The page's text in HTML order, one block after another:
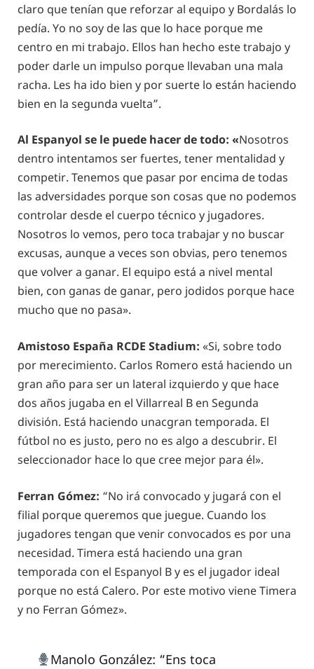
claro que tenían que reforzar al equipo y Bordalás lo
pedía. Yo no soy de las que lo hace porque me
centro en mi trabajo. Ellos han hecho este trabajo y
poder darle un impulso porque llevaban una mala
racha. Les ha ido bien y por suerte lo están haciendo
bien en la segunda vuelta”.
Al Espanyol se le puede hacer de todo: «Nosotros
dentro intentamos ser fuertes, tener mentalidad y
competir. Tenemos que pasar por encima de todas
las adversidades porque son cosas que no podemos
controlar desde el cuerpo técnico y jugadores.
Nosotros lo vemos, pero toca trabajar y no buscar
excusas, aunque a veces son obvias, pero tenemos
que volver a ganar. El equipo está a nivel mental
bien, con ganas de ganar, pero jodidos porque hace
mucho que no pasa».
Amistoso España RCDE Stadium: «Si, sobre todo
por merecimiento. Carlos Romero está haciendo un
gran año para ser un lateral izquierdo y que hace
dos años jugaba en el Villarreal B en Segunda
división. Está haciendo unacgran temporada. El
fútbol no es justo, pero no es algo a descubrir. El
seleccionador hace lo que cree mejor para él».
Ferran Gómez: “No irá convocado y jugará con el
filial porque queremos que juegue. Cuando los
jugadores tengan que venir convocados es por una
necesidad. Timera está haciendo una gran
temporada con el Espanyol B y es el jugador ideal
porque no está Calero. Por este motivo viene Timera
y no Ferran Gómez».
Manolo González: “Ens toca